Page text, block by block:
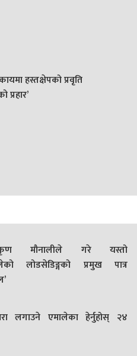
हस्तक्षेपको प्रवृति
प्रहार’
मौनालीले गरे यस्तो
लोडसेडिङ्गको प्रमुख पात्र
लगाउने एमालेका हेर्नुहोस् २४